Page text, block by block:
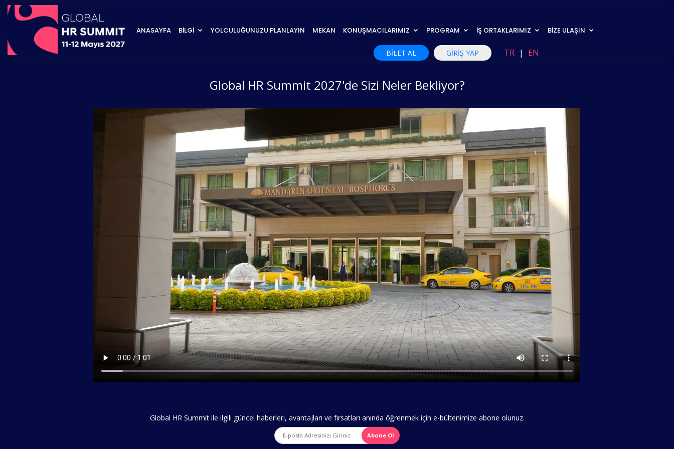
ANASAYFA BİLGİ YOLCULUĞUNUZU PLANLAYIN MEKAN KONUŞMACILARIMIZ PROGRAM İŞ ORTAKLARIMIZ BİZE ULAŞIN
BİLET AL GİRİŞ YAP TR | EN
Global HR Summit 2027'de Sizi Neler Bekliyor?
Global HR Summit ile ilgili güncel haberleri, avantajları ve fırsatları anında öğrenmek için e-bültenimize abone olunuz.
Abone Ol